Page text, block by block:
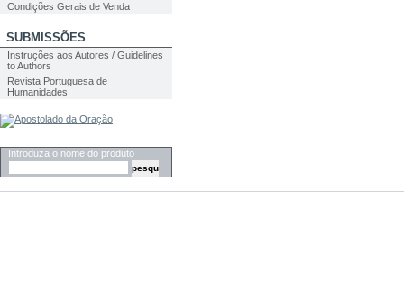
Condições Gerais de Venda
SUBMISSÕES
Instruções aos Autores / Guidelines
to Authors
Revista Portuguesa de
Humanidades
Introduza o nome do produto